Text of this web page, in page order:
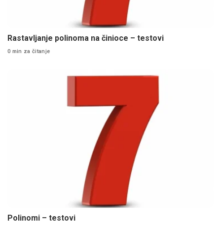
Rastavljanje polinoma na činioce – testovi
0 min za čitanje
Polinomi – testovi